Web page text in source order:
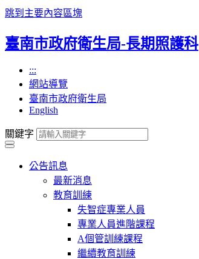
跳到主要內容區塊
臺南市政府衛生局-長期照護科
:::
網站導覽
臺南市政府衛生局
English
關鍵字
公告訊息
最新消息
教育訓練
失智症專業人員
專業人員進階課程
A個管訓練課程
繼續教育訓練